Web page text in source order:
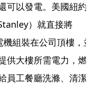
可以發電。美國紐約
）就直接將
組裝在公司頂樓，
供大樓所需電力，燃
員工餐廳洗滌、清潔